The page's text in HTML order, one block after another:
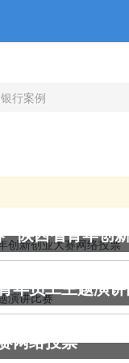
银行案例
陕西省青年创
年员工主题演
网络投票